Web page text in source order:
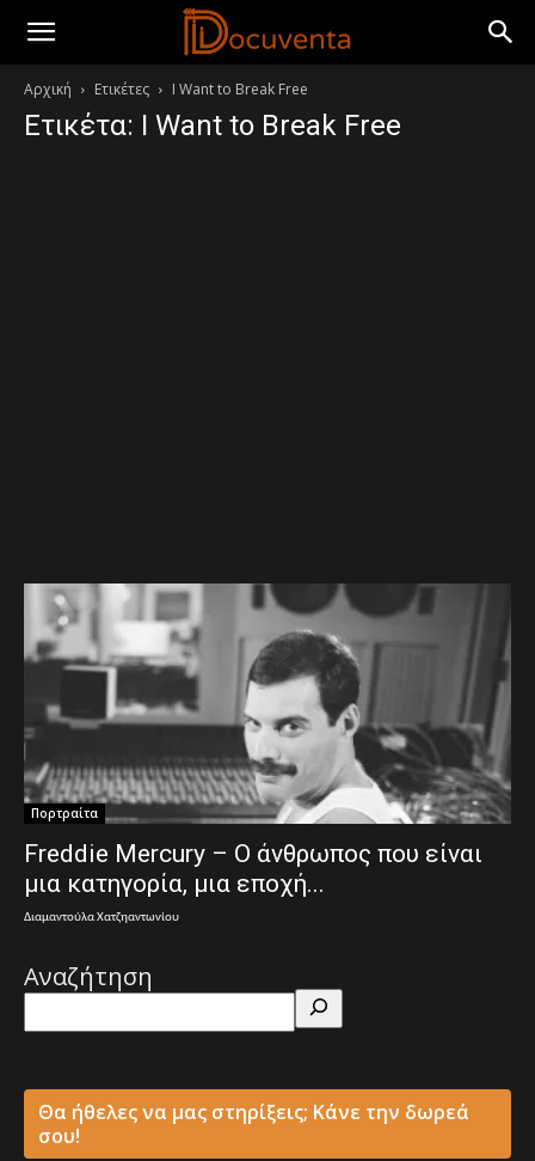
Αρχική Ετικέτες I Want to Break Free
Ετικέτα: I Want to Break Free
Πορτραίτα
Freddie Mercury – Ο άνθρωπος που είναι
μια κατηγορία, μια εποχή...
Διαμαντούλα Χατζηαντωνίου
Αναζήτηση
Θα ήθελες να μας στηρίξεις; Κάνε την δωρεά
σου!